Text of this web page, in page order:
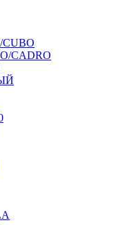
CUBO
CADRO